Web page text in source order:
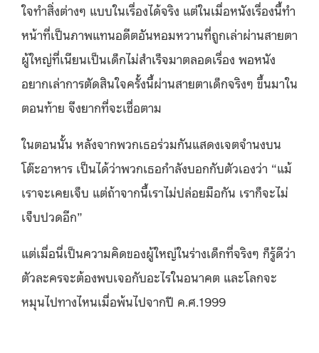
ใจทำสิ่งต่างๆ แบบในเรื่องได้จริง แต่ในเมื่อหนังเรื่องนี้ทำ
หน้าที่เป็นภาพแทนอดีตอันหอมหวานที่ถูกเล่าผ่านสายตา
ผู้ใหญ่ที่เนียนเป็นเด็กไม่สำเร็จมาตลอดเรื่อง พอหนัง
อยากเล่าการตัดสินใจครั้งนี้ผ่านสายตาเด็กจริงๆ ขึ้นมาใน
ตอนท้าย จึงยากที่จะเชื่อตาม
ในตอนนั้น หลังจากพวกเธอร่วมกันแสดงเจตจำนงบน
โต๊ะอาหาร เป็นได้ว่าพวกเธอกำลังบอกกับตัวเองว่า “แม้
เราจะเคยเจ็บ แต่ถ้าจากนี้เราไม่ปล่อยมือกัน เราก็จะไม่
เจ็บปวดอีก”
แต่เมื่อนี่เป็นความคิดของผู้ใหญ่ในร่างเด็กที่จริงๆ ก็รู้ดีว่า
ตัวละครจะต้องพบเจอกับอะไรในอนาคต และโลกจะ
หมุนไปทางไหนเมื่อพ้นไปจากปี ค.ศ.1999